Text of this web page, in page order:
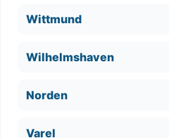
Wittmund
Wilhelmshaven
Norden
Varel